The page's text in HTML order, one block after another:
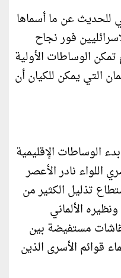
للحديث عن ما أسماها
فور نجاح
الوساطات الأولية
التي يمكن للكيان أن
الوساطات الإقليمية
اللواء نادر الأعصر
تذليل الكثير من
الألماني
مستفيضة بين
قوائم الأسرى الذين